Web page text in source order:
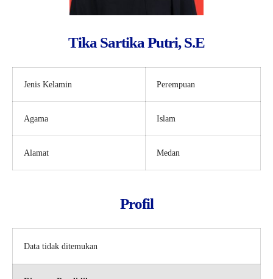
Tika Sartika Putri, S.E
Jenis Kelamin Perempuan
Agama Islam
Alamat Medan
Profil
Data tidak ditemukan